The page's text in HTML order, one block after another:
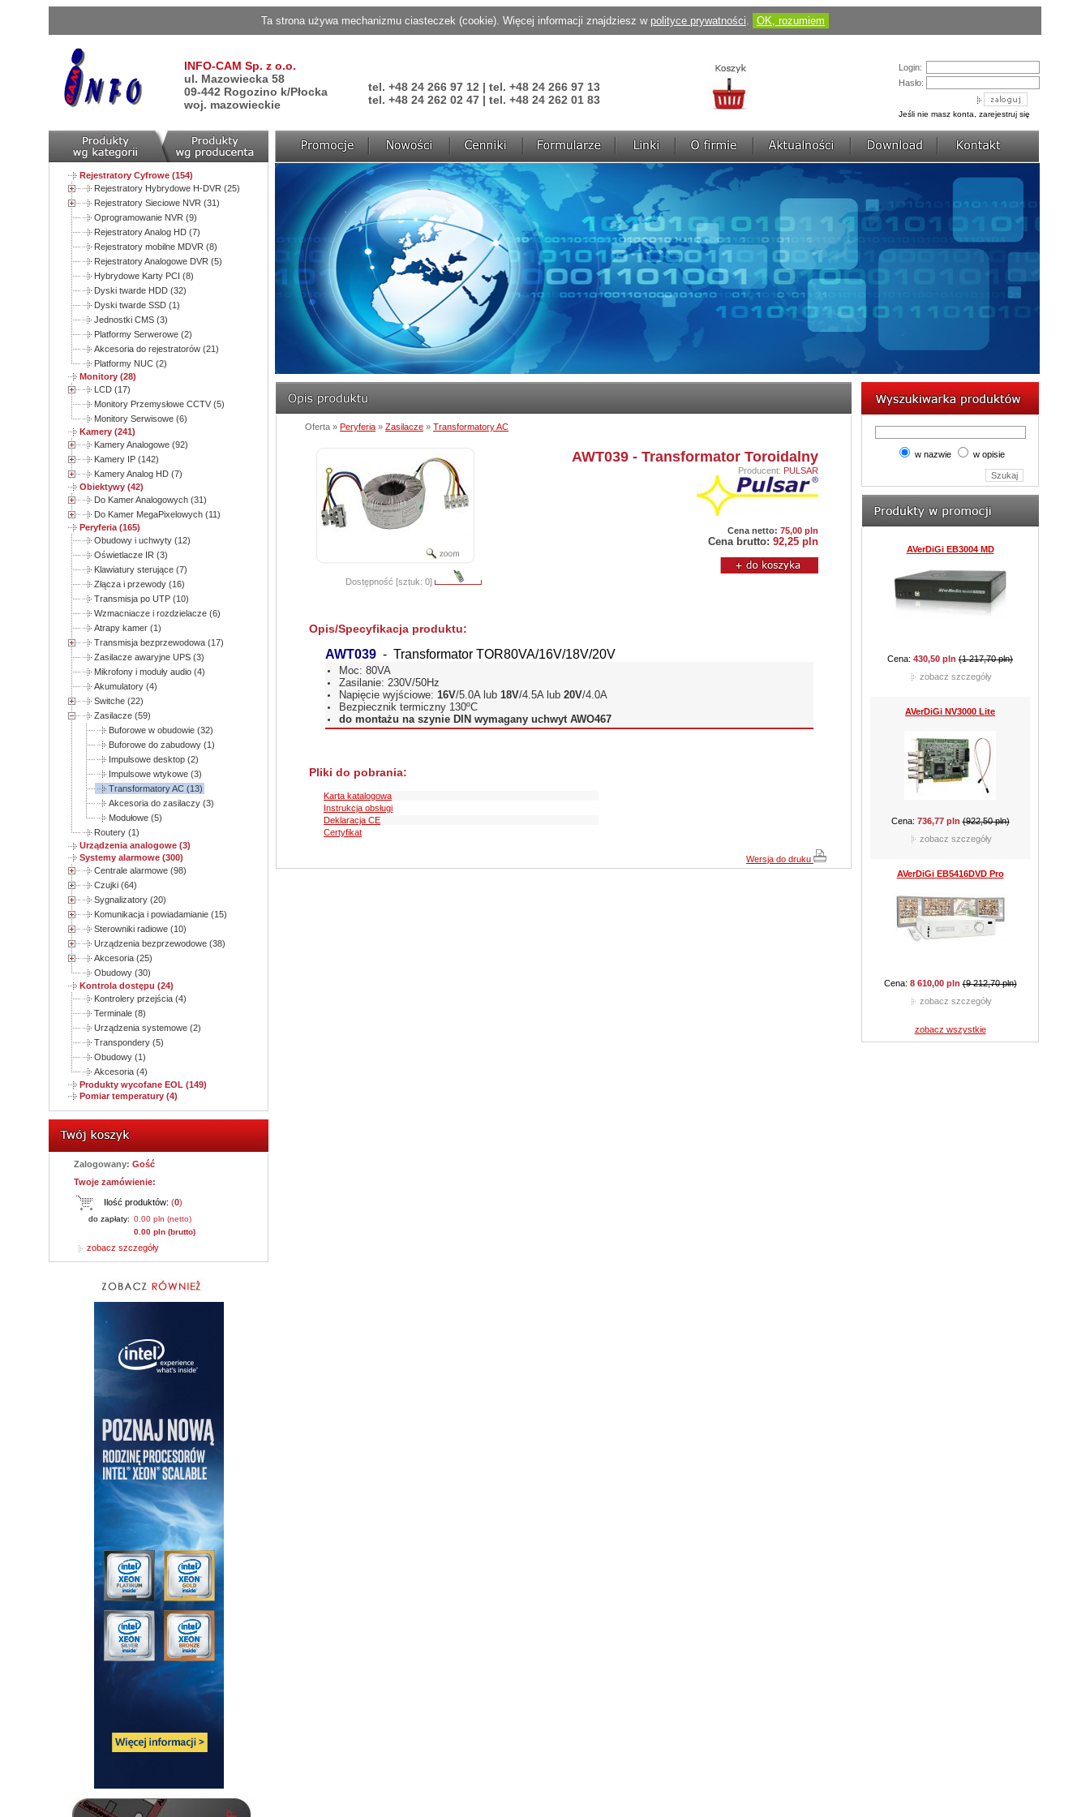
Ta strona używa mechanizmu ciasteczek (cookie). Więcej informacji znajdziesz w polityce prywatności. OK, rozumiem
INFO-CAM Sp. z o.o.
ul. Mazowiecka 58
09-442 Rogozino k/Płocka
woj. mazowieckie
tel. +48 24 266 97 12 | tel. +48 24 266 97 13
tel. +48 24 262 02 47 | tel. +48 24 262 01 83
Login:
Hasło:
Jeśli nie masz konta, zarejestruj się
Rejestratory Cyfrowe (154)
Rejestratory Hybrydowe H-DVR (25)
Rejestratory Sieciowe NVR (31)
Oprogramowanie NVR (9)
Rejestratory Analog HD (7)
Rejestratory mobilne MDVR (8)
Rejestratory Analogowe DVR (5)
Hybrydowe Karty PCI (8)
Dyski twarde HDD (32)
Dyski twarde SSD (1)
Jednostki CMS (3)
Platformy Serwerowe (2)
Akcesoria do rejestratorów (21)
Platformy NUC (2)
Monitory (28)
LCD (17)
Monitory Przemysłowe CCTV (5)
Monitory Serwisowe (6)
Kamery (241)
Kamery Analogowe (92)
Kamery IP (142)
Kamery Analog HD (7)
Obiektywy (42)
Do Kamer Analogowych (31)
Do Kamer MegaPixelowych (11)
Peryferia (165)
Obudowy i uchwyty (12)
Oświetlacze IR (3)
Klawiatury sterujące (7)
Złącza i przewody (16)
Transmisja po UTP (10)
Wzmacniacze i rozdzielacze (6)
Atrapy kamer (1)
Transmisja bezprzewodowa (17)
Zasilacze awaryjne UPS (3)
Mikrofony i moduły audio (4)
Akumulatory (4)
Switche (22)
Zasilacze (59)
Buforowe w obudowie (32)
Buforowe do zabudowy (1)
Impulsowe desktop (2)
Impulsowe wtykowe (3)
Transformatory AC (13)
Akcesoria do zasilaczy (3)
Modułowe (5)
Routery (1)
Urządzenia analogowe (3)
Systemy alarmowe (300)
Centrale alarmowe (98)
Czujki (64)
Sygnalizatory (20)
Komunikacja i powiadamianie (15)
Sterowniki radiowe (10)
Urządzenia bezprzewodowe (38)
Akcesoria (25)
Obudowy (30)
Kontrola dostępu (24)
Kontrolery przejścia (4)
Terminale (8)
Urządzenia systemowe (2)
Transpondery (5)
Obudowy (1)
Akcesoria (4)
Produkty wycofane EOL (149)
Pomiar temperatury (4)
Zalogowany: Gość
Twoje zamówienie:
Ilość produktów: (0)
do zapłaty: 0.00 pln (netto)
0.00 pln (brutto)
zobacz szczegóły
Oferta » Peryferia » Zasilacze » Transformatory AC
Dostępność [sztuk: 0]
AWT039 - Transformator Toroidalny
Producent: PULSAR
Cena netto: 75,00 pln
Cena brutto: 92,25 pln
Opis/Specyfikacja produktu:
AWT039 - Transformator TOR80VA/16V/18V/20V
Moc: 80VA
Zasilanie: 230V/50Hz
Napięcie wyjściowe: 16V/5.0A lub 18V/4.5A lub 20V/4.0A
Bezpiecznik termiczny 130ºC
do montażu na szynie DIN wymagany uchwyt AWO467
Pliki do pobrania:
Karta katalogowa
Instrukcja obsługi
Deklaracja CE
Certyfikat
Wersja do druku
w nazwie w opisie
AVerDiGi EB3004 MD
AVerDiGi NV3000 Lite
zobacz szczegóły
AVerDiGi EB5416DVD Pro
Cena:8 610,00 pln (9 212,70 pln)
zobacz szczegóły
JVC TK-C921BEG
Cena:762,60 pln (977,85 pln)
zobacz szczegóły
CAMSTAR CAM-815D
Cena: 301,35 pln (424,35 pln)
zobacz szczegóły
CAMSTAR CAM-510B
Cena: 159,90 pln (289,05 pln)
zobacz szczegóły
CAMSTAR CAM-210D
zobacz wszystkie